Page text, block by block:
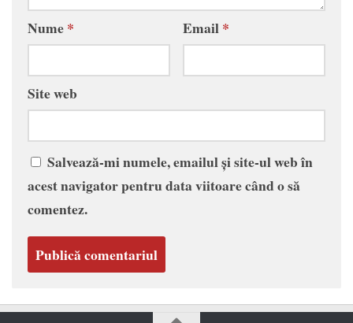
Nume* Email*
Site web
Salvează-mi numele, emailul și site-ul web în
acest navigator pentru data viitoare când o să
comentez.